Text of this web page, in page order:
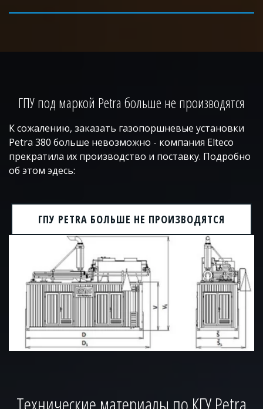
ГПУ под маркой Petra больше не производятся
К сожалению, заказать газопоршневые установки
Petra 380 больше невозможно - компания Elteco
прекратила их производство и поставку. Подробно
об этом эдесь:
ГПУ PETRA БОЛЬШЕ НЕ ПРОИЗВОДЯТСЯ